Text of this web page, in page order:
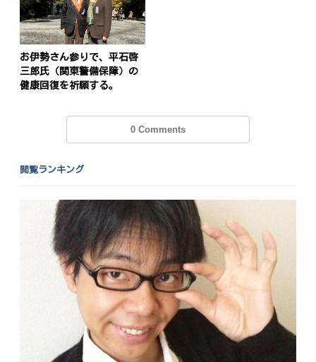
お伊勢さん参りで、平石啓
三郎氏（関東警備保障）の
健康回復を祈願する。
0 Comments
閲覧ランキング